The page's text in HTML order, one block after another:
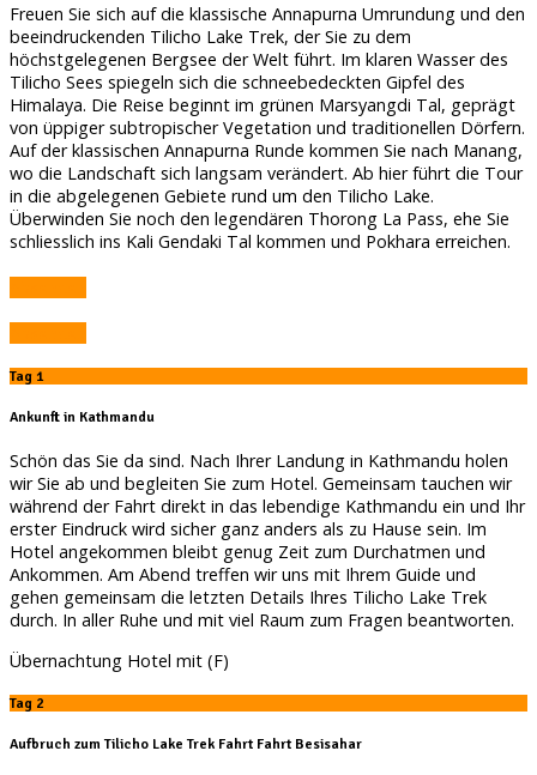
Freuen Sie sich auf die klassische Annapurna Umrundung und den
beeindruckenden Tilicho Lake Trek, der Sie zu dem
höchstgelegenen Bergsee der Welt führt. Im klaren Wasser des
Tilicho Sees spiegeln sich die schneebedeckten Gipfel des
Himalaya. Die Reise beginnt im grünen Marsyangdi Tal, geprägt
von üppiger subtropischer Vegetation und traditionellen Dörfern.
Auf der klassischen Annapurna Runde kommen Sie nach Manang,
wo die Landschaft sich langsam verändert. Ab hier führt die Tour
in die abgelegenen Gebiete rund um den Tilicho Lake.
Überwinden Sie noch den legendären Thorong La Pass, ehe Sie
schliesslich ins Kali Gendaki Tal kommen und Pokhara erreichen.
Tag 1
Ankunft in Kathmandu
Schön das Sie da sind. Nach Ihrer Landung in Kathmandu holen
wir Sie ab und begleiten Sie zum Hotel. Gemeinsam tauchen wir
während der Fahrt direkt in das lebendige Kathmandu ein und Ihr
erster Eindruck wird sicher ganz anders als zu Hause sein. Im
Hotel angekommen bleibt genug Zeit zum Durchatmen und
Ankommen. Am Abend treffen wir uns mit Ihrem Guide und
gehen gemeinsam die letzten Details Ihres Tilicho Lake Trek
durch. In aller Ruhe und mit viel Raum zum Fragen beantworten.
Übernachtung Hotel mit (F)
Tag 2
Aufbruch zum Tilicho Lake Trek Fahrt Fahrt Besisahar